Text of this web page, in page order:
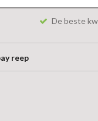
De beste
reep